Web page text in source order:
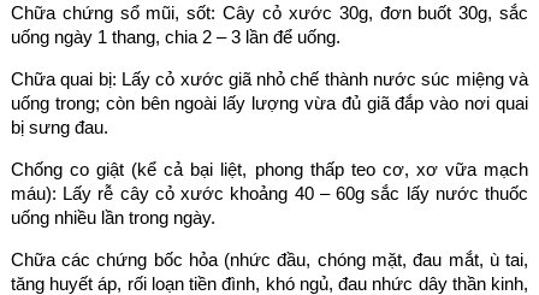
Chữa chứng sổ mũi, sốt: Cây cỏ xước 30g, đơn buốt 30g, sắc
uống ngày 1 thang, chia 2 – 3 lần để uống.
Chữa quai bị: Lấy cỏ xước giã nhỏ chế thành nước súc miệng và
uống trong; còn bên ngoài lấy lượng vừa đủ giã đắp vào nơi quai
bị sưng đau.
Chống co giật (kể cả bại liệt, phong thấp teo cơ, xơ vữa mạch
máu): Lấy rễ cây cỏ xước khoảng 40 – 60g sắc lấy nước thuốc
uống nhiều lần trong ngày.
Chữa các chứng bốc hỏa (nhức đầu, chóng mặt, đau mắt, ù tai,
tăng huyết áp, rối loạn tiền đình, khó ngủ, đau nhức dây thần kinh,